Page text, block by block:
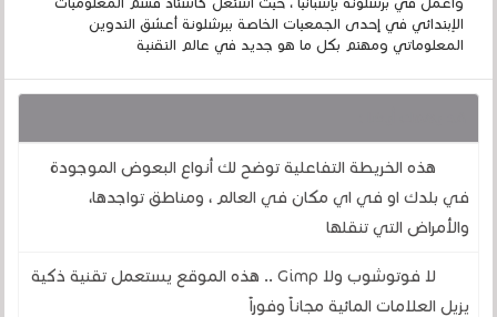
الإبتدائي في إحدى الجمعيات الخاصة ببرشلونة أعشق التدوين
المعلوماتي ومهتم بكل ما هو جديد في عالم التقنية
هذه الخريطة التفاعلية توضح لك أنواع البعوض الموجودة
في بلدك او في اي مكان في العالم ، ومناطق تواجدها،
والأمراض التي تنقلها
لا فوتوشوب ولا Gimp .. هذه الموقع يستعمل تقنية ذكية
يزيل العلامات المائية مجاناً وفوراً